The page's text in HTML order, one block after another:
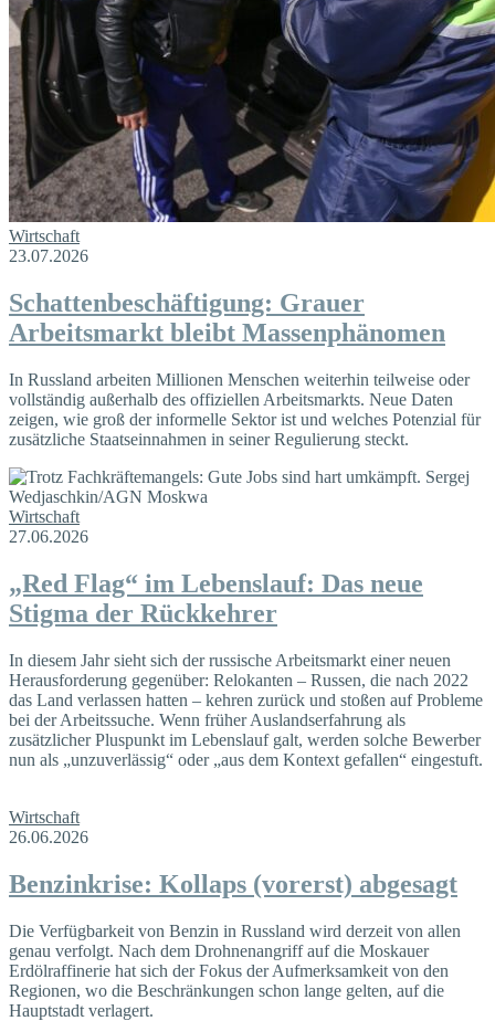
Wirtschaft
23.07.2026
Schattenbeschäftigung: Grauer
Arbeitsmarkt bleibt Massenphänomen
In Russland arbeiten Millionen Menschen weiterhin teilweise oder
vollständig außerhalb des offiziellen Arbeitsmarkts. Neue Daten
zeigen, wie groß der informelle Sektor ist und welches Potenzial für
zusätzliche Staatseinnahmen in seiner Regulierung steckt.
Wirtschaft
27.06.2026
„Red Flag“ im Lebenslauf: Das neue
Stigma der Rückkehrer
In diesem Jahr sieht sich der russische Arbeitsmarkt einer neuen
Herausforderung gegenüber: Relokanten – Russen, die nach 2022
das Land verlassen hatten – kehren zurück und stoßen auf Probleme
bei der Arbeitssuche. Wenn früher Auslandserfahrung als
zusätzlicher Pluspunkt im Lebenslauf galt, werden solche Bewerber
nun als „unzuverlässig“ oder „aus dem Kontext gefallen“ eingestuft.
Wirtschaft
26.06.2026
Benzinkrise: Kollaps (vorerst) abgesagt
Die Verfügbarkeit von Benzin in Russland wird derzeit von allen
genau verfolgt. Nach dem Drohnenangriff auf die Moskauer
Erdölraffinerie hat sich der Fokus der Aufmerksamkeit von den
Regionen, wo die Beschränkungen schon lange gelten, auf die
Hauptstadt verlagert.